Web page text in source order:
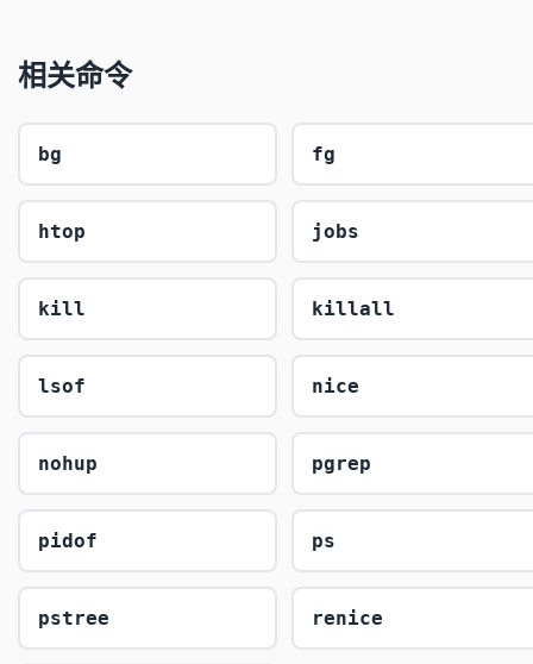
相关命令
bg fg
htop jobs
kill killall
lsof nice
nohup pgrep
pidof ps
pstree renice